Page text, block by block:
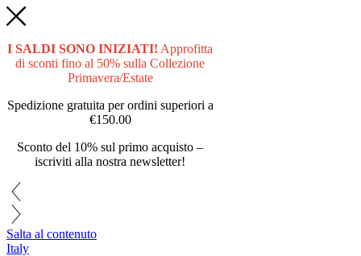
I SALDI SONO INIZIATI! Approfitta
di sconti fino al 50% sulla Collezione
Primavera/Estate
Spedizione gratuita per ordini superiori a
€150.00
Sconto del 10% sul primo acquisto –
iscriviti alla nostra newsletter!
Salta al contenuto
Italy